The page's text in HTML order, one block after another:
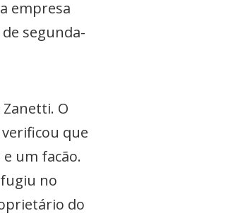
empresa
segunda-
O
que
um facão.
no
do